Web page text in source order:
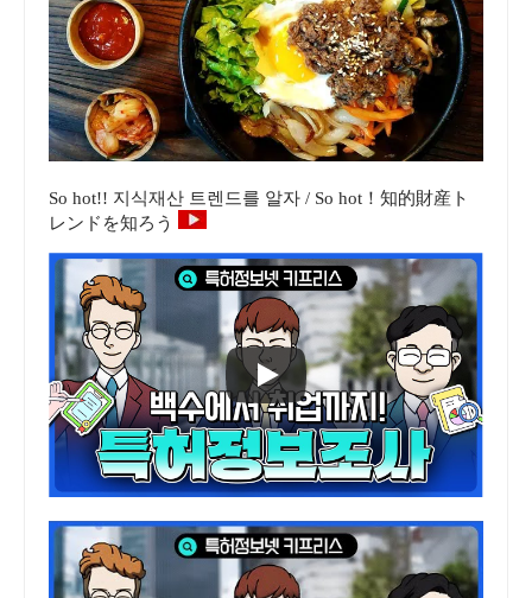
So hot!! 지식재산 트렌드를 알자 / So hot！知的財産ト
レンドを知ろう